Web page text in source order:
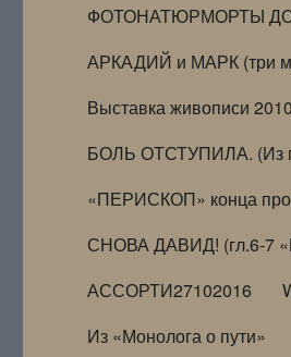
ФОТОНАТЮРМОРТЫ ДО
АРКАДИЙ и МАРК (три
Выставка живописи
БОЛЬ ОТСТУПИЛА. (Из
«ПЕРИСКОП» конца
СНОВА ДАВИД! (гл.6-7
АССОРТИ27102016
Из «Монолога о пути»